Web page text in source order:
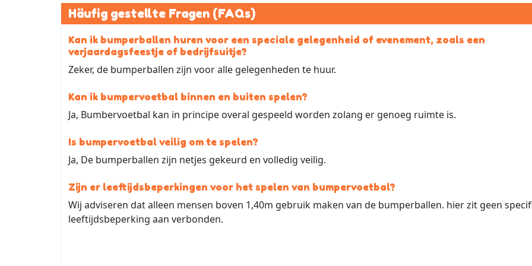
Häufig gestellte Fragen (FAQs)
Kan ik bumperballen huren voor een speciale gelegenheid of evenement, zoals een
verjaardagsfeestje of bedrijfsuitje?
Zeker, de bumperballen zijn voor alle gelegenheden te huur.
Kan ik bumpervoetbal binnen en buiten spelen?
Ja, Bumbervoetbal kan in principe overal gespeeld worden zolang er genoeg ruimte is.
Is bumpervoetbal veilig om te spelen?
Ja, De bumperballen zijn netjes gekeurd en volledig veilig.
Zijn er leeftijdsbeperkingen voor het spelen van bumpervoetbal?
Wij adviseren dat alleen mensen boven 1,40m gebruik maken van de bumperballen. hier zit geen
leeftijdsbeperking aan verbonden.